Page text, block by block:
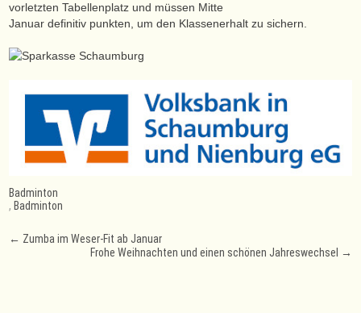
vorletzten Tabellenplatz und müssen Mitte
Januar definitiv punkten, um den Klassenerhalt zu sichern.
Badminton
, Badminton
Post
navigation
← Zumba im Weser-Fit ab Januar
Frohe Weihnachten und einen schönen Jahreswechsel →